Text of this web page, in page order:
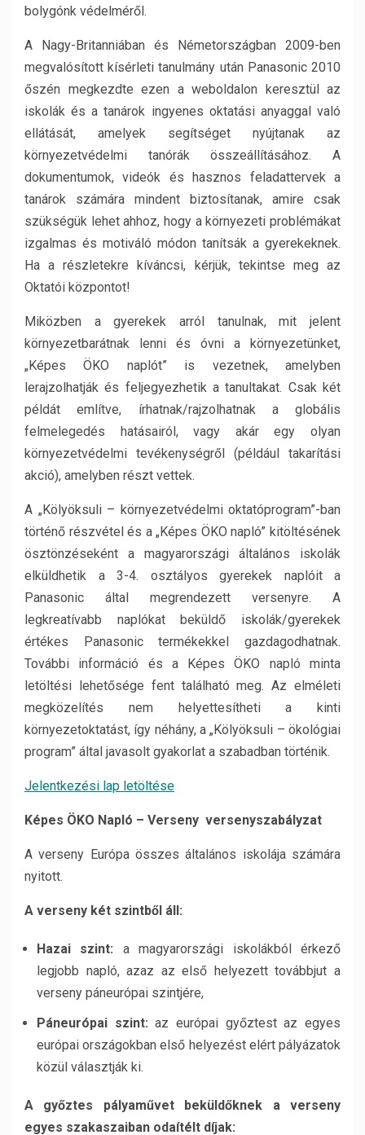
bolygónk védelméről.
A Nagy-Britanniában és Németországban 2009-ben
megvalósított kísérleti tanulmány után Panasonic 2010
őszén megkezdte ezen a weboldalon keresztül az
iskolák és a tanárok ingyenes oktatási anyaggal való
ellátását, amelyek segítséget nyújtanak az
környezetvédelmi tanórák összeállításához. A
dokumentumok, videók és hasznos feladattervek a
tanárok számára mindent biztosítanak, amire csak
szükségük lehet ahhoz, hogy a környezeti problémákat
izgalmas és motiváló módon tanítsák a gyerekeknek.
Ha a részletekre kíváncsi, kérjük, tekintse meg az
Oktatói központot!
Miközben a gyerekek arról tanulnak, mit jelent
környezetbarátnak lenni és óvni a környezetünket,
„Képes ÖKO naplót” is vezetnek, amelyben
lerajzolhatják és feljegyezhetik a tanultakat. Csak két
példát említve, írhatnak/rajzolhatnak a globális
felmelegedés hatásairól, vagy akár egy olyan
környezetvédelmi tevékenységről (például takarítási
akció), amelyben részt vettek.
A „Kölyöksuli – környezetvédelmi oktatóprogram”-ban
történő részvétel és a „Képes ÖKO napló” kitöltésének
ösztönzéseként a magyarországi általános iskolák
elküldhetik a 3-4. osztályos gyerekek naplóit a
Panasonic által megrendezett versenyre. A
legkreatívabb naplókat beküldő iskolák/gyerekek
értékes Panasonic termékekkel gazdagodhatnak.
További információ és a Képes ÖKO napló minta
letöltési lehetősége fent található meg. Az elméleti
megközelítés nem helyettesítheti a kinti
környezetoktatást, így néhány, a „Kölyöksuli – ökológiai
program” által javasolt gyakorlat a szabadban történik.
Jelentkezési lap letöltése
Képes ÖKO Napló – Verseny versenyszabályzat
A verseny Európa összes általános iskolája számára
nyitott.
A verseny két szintből áll:
Hazai szint: a magyarországi iskolákból érkező
legjobb napló, azaz az első helyezett továbbjut a
verseny páneurópai szintjére,
Páneurópai szint: az európai győztest az egyes
európai országokban első helyezést elért pályázatok
közül választják ki.
A győztes pályaművet beküldőknek a verseny
egyes szakaszaiban odaítélt díjak: